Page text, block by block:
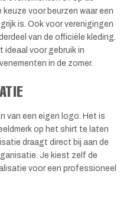
voor beurzen waar een
is. Ook voor verenigingen
van de officiële kleding.
ideaal voor gebruik in
in de zomer.
van een eigen logo. Het is
op het shirt te laten
draagt direct bij aan de
Je kiest zelf de
voor een professioneel